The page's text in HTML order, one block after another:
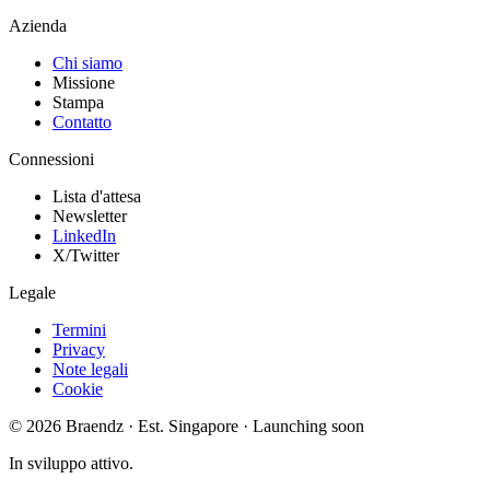
Azienda
Chi siamo
Missione
Stampa
Contatto
Connessioni
Lista d'attesa
Newsletter
LinkedIn
X/Twitter
Legale
Termini
Privacy
Note legali
Cookie
© 2026 Braendz · Est. Singapore · Launching soon
In sviluppo attivo.